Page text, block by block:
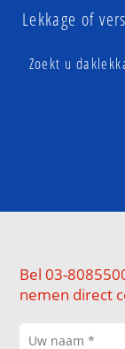
Lekkage of
Zoekt u
Bel 03-
nemen direct